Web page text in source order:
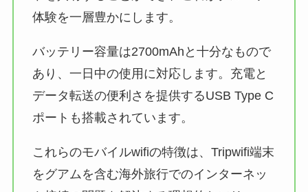
体験を一層豊かにします。
バッテリー容量は2700mAhと十分なもので
あり、一日中の使用に対応します。充電と
データ転送の便利さを提供するUSB Type C
ポートも搭載されています。
これらのモバイルwifiの特徴は、Tripwifi端末
をグアムを含む海外旅行でのインターネッ